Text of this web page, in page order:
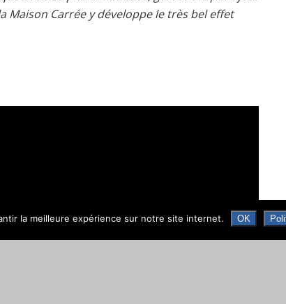
Maison Carrée y développe le très bel effet
la meilleure expérience sur notre site internet. OK